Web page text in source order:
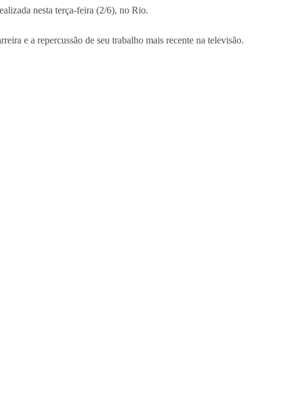
nesta terça-feira (2/6), no Rio.
e a repercussão de seu trabalho mais recente na televisão.